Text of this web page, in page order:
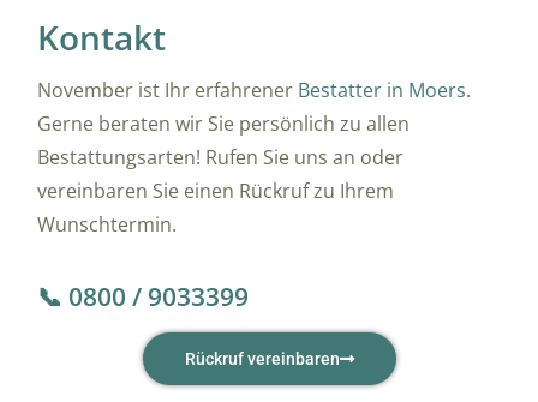
Kontakt
November ist Ihr erfahrener Bestatter in Moers.
Gerne beraten wir Sie persönlich zu allen
Bestattungsarten! Rufen Sie uns an oder
vereinbaren Sie einen Rückruf zu Ihrem
Wunschtermin.
📞 0800 / 9033399
Rückruf vereinbaren